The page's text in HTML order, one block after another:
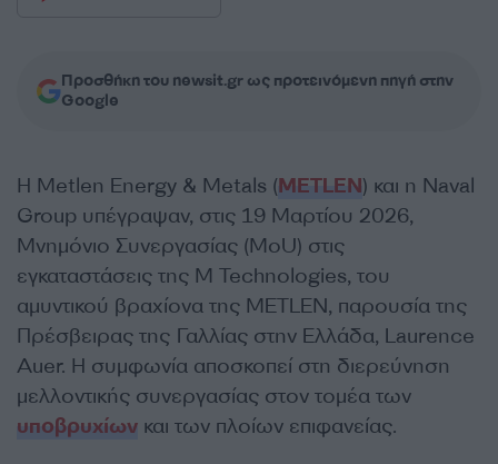
Προσθήκη του newsit.gr ως προτεινόμενη πηγή στην
Google
Η Metlen Energy & Metals (METLEN) και η Naval
Group υπέγραψαν, στις 19 Μαρτίου 2026,
Μνημόνιο Συνεργασίας (MoU) στις
εγκαταστάσεις της M Technologies, του
αμυντικού βραχίονα της METLEN, παρουσία της
Πρέσβειρας της Γαλλίας στην Ελλάδα, Laurence
Auer. Η συμφωνία αποσκοπεί στη διερεύνηση
μελλοντικής συνεργασίας στον τομέα των
υποβρυχίων και των πλοίων επιφανείας.